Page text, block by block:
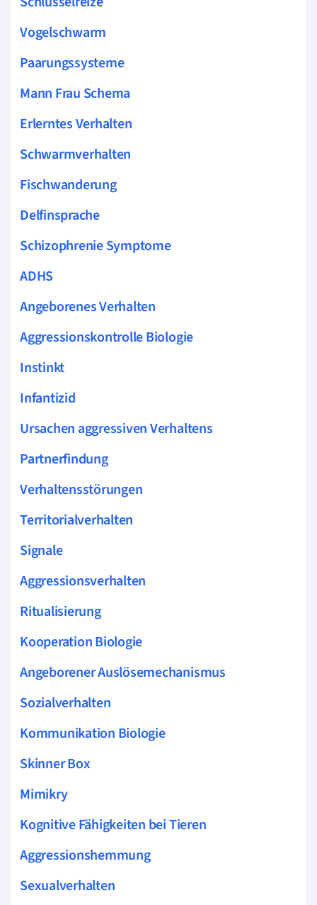
Vogelschwarm
Paarungssysteme
Mann Frau Schema
Erlerntes Verhalten
Schwarmverhalten
Fischwanderung
Delfinsprache
Schizophrenie Symptome
ADHS
Angeborenes Verhalten
Aggressionskontrolle Biologie
Instinkt
Infantizid
Ursachen aggressiven Verhaltens
Partnerfindung
Verhaltensstörungen
Territorialverhalten
Signale
Aggressionsverhalten
Ritualisierung
Kooperation Biologie
Angeborener Auslösemechanismus
Sozialverhalten
Kommunikation Biologie
Skinner Box
Mimikry
Kognitive Fähigkeiten bei Tieren
Aggressionshemmung
Sexualverhalten